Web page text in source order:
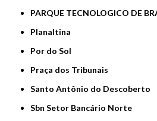
PARQUE TECNOLOGICO DE
Planaltina
Por do Sol
Praça dos Tribunais
Santo Antônio do Descoberto
Sbn Setor Bancário Norte